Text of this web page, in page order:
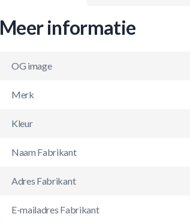
Meer informatie
OG image
Merk
Kleur
Naam Fabrikant
Adres Fabrikant
E-mailadres Fabrikant